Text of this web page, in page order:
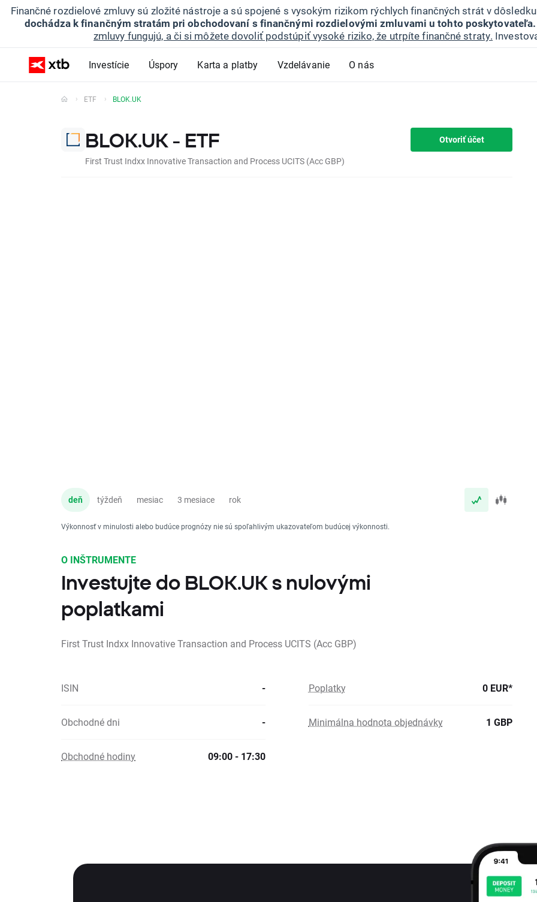
Finančné rozdielové zmluvy sú zložité nástroje a sú spojené s vysokým rizikom rýchlych finančných strát v
dochádza k finančným stratám pri obchodovaní s finančnými rozdielovými zmluvami u tohto poskytovateľa.
zmluvy fungujú, a či si môžete dovoliť podstúpiť vysoké riziko, že utrpíte finančné straty.
Investície Úspory Karta a platby Vzdelávanie O nás
ETF BLOK.UK
BLOK.UK - ETF
First Trust Indxx Innovative Transaction and Process UCITS (Acc GBP)
Otvoriť účet
deň týždeň mesiac 3 mesiace rok
Výkonnosť v minulosti alebo budúce prognózy nie sú spoľahlivým ukazovateľom budúcej výkonnosti.
O INŠTRUMENTE
Investujte do BLOK.UK s nulovými
poplatkami
First Trust Indxx Innovative Transaction and Process UCITS (Acc GBP)
ISIN - Poplatky 0 EUR*
Obchodné dni - Minimálna hodnota objednávky 1 GBP
Obchodné hodiny 09:00 - 17:30